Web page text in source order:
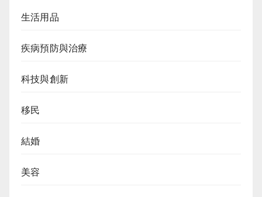
生活用品
疾病預防與治療
科技與創新
移民
結婚
美容